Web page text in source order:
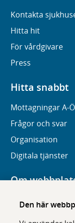
Den här
Kontakta
Hitta hit
För vårdgivare
Press
Hitta snabbt
Mottagningar A-Ö
Frågor och svar
Organisation
Digitala tjänster
Om
Om karolinska.se